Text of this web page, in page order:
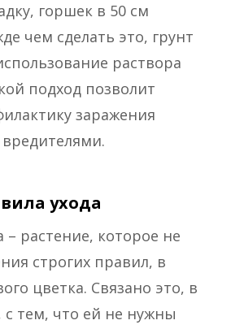
горшек в 50 см
чем сделать это, грунт
раствора
подход позволит
заражения
ухода
– растение, которое не
строгих правил, в
цветка. Связано это, в
тем, что ей не нужны